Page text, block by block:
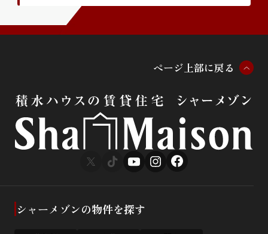
ページ 上部に戻る
シャーメゾンの物件を探す